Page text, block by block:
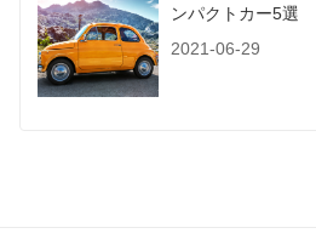
ンパクトカー5選
2021-06-29